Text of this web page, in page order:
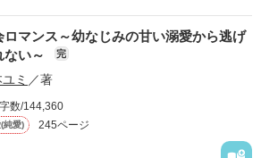
ロマンス～幼なじみの甘い溺愛から逃げ
ない～
完
ミ ／著
数/144,360
純愛) 245ページ